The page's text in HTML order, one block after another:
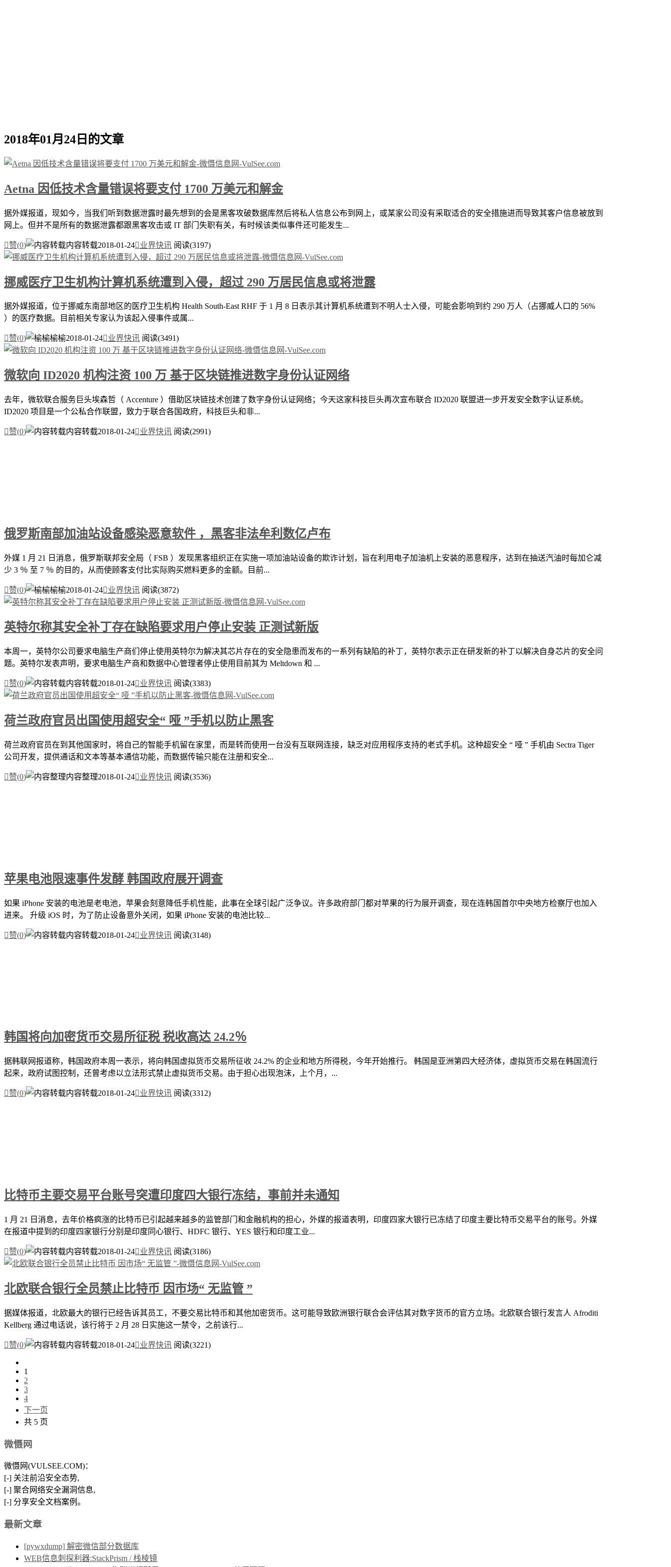
2018年01月24日的文章
Aetna 因低技术含量错误将要支付 1700 万美元和解金
据外媒报道，现如今，当我们听到数据泄露时最先想到的会是黑客攻破数据库然后将私人信息公布到网上，或某家公司没有采取适合的安全措施进而导致其客户信息被放到
网上。但并不是所有的数据泄露都跟黑客攻击或 IT 部门失职有关，有时候该类似事件还可能发生...
赞(0) 内容转载2018-01-24业界快讯 阅读(3197)
挪威医疗卫生机构计算机系统遭到入侵，超过 290 万居民信息或将泄露
据外媒报道，位于挪威东南部地区的医疗卫生机构 Health South-East RHF 于 1 月 8 日表示其计算机系统遭到不明人士入侵，可能会影响到约 290 万人（占挪威人口的 56%
）的医疗数据。目前相关专家认为该起入侵事件或属...
赞(0) 榆榆2018-01-24业界快讯 阅读(3491)
微软向 ID2020 机构注资 100 万 基于区块链推进数字身份认证网络
去年，微软联合服务巨头埃森哲（ Accenture ）借助区块链技术创建了数字身份认证网络；今天这家科技巨头再次宣布联合 ID2020 联盟进一步开发安全数字认证系统。
ID2020 项目是一个公私合作联盟，致力于联合各国政府，科技巨头和非...
赞(0) 内容转载2018-01-24业界快讯 阅读(2991)
俄罗斯南部加油站设备感染恶意软件 ，黑客非法牟利数亿卢布
外媒 1 月 21 日消息，俄罗斯联邦安全局（ FSB ）发现黑客组织正在实施一项加油站设备的欺诈计划，旨在利用电子加油机上安装的恶意程序，达到在抽送汽油时每加仑减
少 3 ％ 至 7 ％ 的目的，从而使顾客支付比实际购买燃料更多的金额。目前...
赞(0) 榆榆2018-01-24业界快讯 阅读(3872)
英特尔称其安全补丁存在缺陷要求用户停止安装 正测试新版
本周一，英特尔公司要求电脑生产商们停止使用英特尔为解决其芯片存在的安全隐患而发布的一系列有缺陷的补丁，英特尔表示正在研发新的补丁以解决自身芯片的安全问
题。英特尔发表声明，要求电脑生产商和数据中心管理者停止使用目前其为 Meltdown 和 ...
赞(0) 内容转载2018-01-24业界快讯 阅读(3383)
荷兰政府官员出国使用超安全“ 哑 ”手机以防止黑客
荷兰政府官员在到其他国家时，将自己的智能手机留在家里，而是转而使用一台没有互联网连接，缺乏对应用程序支持的老式手机。这种超安全 “ 哑 ” 手机由 Sectra Tiger
公司开发，提供通话和文本等基本通信功能，而数据传输只能在注册和安全...
赞(0) 内容整理2018-01-24业界快讯 阅读(3536)
苹果电池限速事件发酵 韩国政府展开调查
如果 iPhone 安装的电池是老电池，苹果会刻意降低手机性能，此事在全球引起广泛争议。许多政府部门都对苹果的行为展开调查，现在连韩国首尔中央地方检察厅也加入
进来。 升级 iOS 时，为了防止设备意外关闭，如果 iPhone 安装的电池比较...
赞(0) 内容转载2018-01-24业界快讯 阅读(3148)
韩国将向加密货币交易所征税 税收高达 24.2％
据韩联网报道称，韩国政府本周一表示，将向韩国虚拟货币交易所征收 24.2% 的企业和地方所得税，今年开始推行。 韩国是亚洲第四大经济体，虚拟货币交易在韩国流行
起来，政府试图控制，还曾考虑以立法形式禁止虚拟货币交易。由于担心出现泡沫，上个月，...
赞(0) 内容转载2018-01-24业界快讯 阅读(3312)
比特币主要交易平台账号突遭印度四大银行冻结，事前并未通知
1 月 21 日消息，去年价格疯涨的比特币已引起越来越多的监管部门和金融机构的担心，外媒的报道表明，印度四家大银行已冻结了印度主要比特币交易平台的账号。外媒
在报道中提到的印度四家银行分别是印度同心银行、HDFC 银行、YES 银行和印度工业...
赞(0) 内容转载2018-01-24业界快讯 阅读(3186)
北欧联合银行全员禁止比特币 因市场“ 无监管 ”
据媒体报道，北欧最大的银行已经告诉其员工，不要交易比特币和其他加密货币。这可能导致欧洲银行联合会评估其对数字货币的官方立场。北欧联合银行发言人 Afroditi
Kellberg 通过电话说，该行将于 2 月 28 日实施这一禁令，之前该行...
赞(0) 内容转载2018-01-24业界快讯 阅读(3221)
1
2
3
4
下一页
共 5 页
微慑网
微慑网(VULSEE.COM)：
[-] 关注前沿安全态势,
[-] 聚合网络安全漏洞信息,
[-] 分享安全文档案例。
最新文章
[pywxdump] 解密微信部分数据库
WEB信息刺探利器:StackPrism / 栈棱镜